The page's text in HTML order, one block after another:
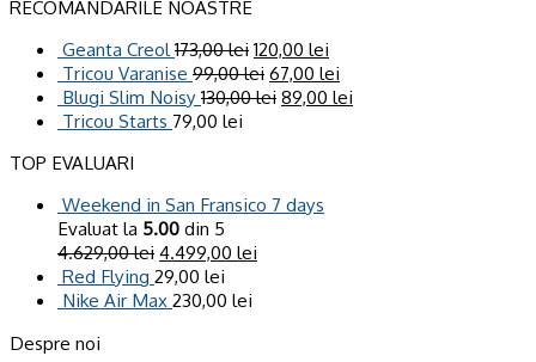
RECOMANDARILE NOASTRE
Geanta Creol 173,00lei 120,00 lei
Tricou Varanise 99,00lei 67,00 lei
Blugi Slim Noisy 130,00lei 89,00 lei
Tricou Starts 79,00 lei
TOP EVALUARI
Weekend in San Fransico 7 days
Evaluat la 5.00 din 5
4.629,00lei 4.499,00 lei
Red Flying 29,00 lei
Nike Air Max 230,00 lei
Despre noi